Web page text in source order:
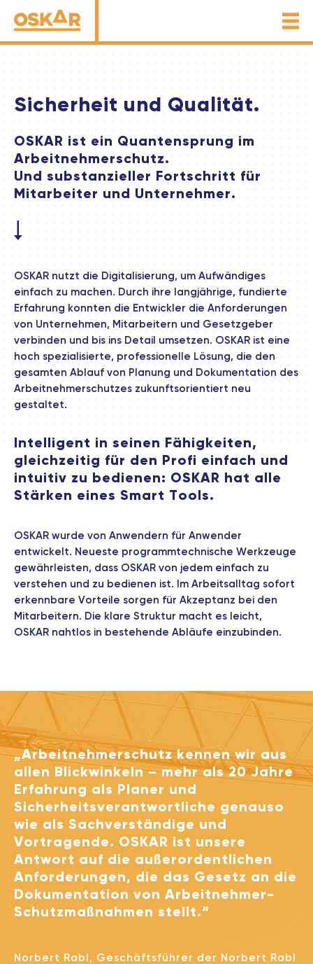
Sicherheit und Qualität.
OSKAR ist ein Quantensprung im
Arbeitnehmerschutz.
Und substanzieller Fortschritt für
Mitarbeiter und Unternehmer.
OSKAR nutzt die Digitalisierung, um Aufwändiges
einfach zu machen. Durch ihre langjährige, fundierte
Erfahrung konnten die Entwickler die Anforderungen
von Unternehmen, Mitarbeitern und Gesetzgeber
verbinden und bis ins Detail umsetzen. OSKAR ist eine
hoch spezialisierte, professionelle Lösung, die den
gesamten Ablauf von Planung und Dokumentation des
Arbeitnehmerschutzes zukunftsorientiert neu
gestaltet.
Intelligent in seinen Fähigkeiten,
gleichzeitig für den Profi einfach und
intuitiv zu bedienen: OSKAR hat alle
Stärken eines Smart Tools.
OSKAR wurde von Anwendern für Anwender
entwickelt. Neueste programmtechnische Werkzeuge
gewährleisten, dass OSKAR von jedem einfach zu
verstehen und zu bedienen ist. Im Arbeitsalltag sofort
erkennbare Vorteile sorgen für Akzeptanz bei den
Mitarbeitern. Die klare Struktur macht es leicht,
OSKAR nahtlos in bestehende Abläufe einzubinden.
„Arbeitnehmerschutz kennen wir aus
allen Blickwinkeln – mehr als 20 Jahre
Erfahrung als Planer und
Sicherheitsverantwortliche genauso
wie als Sachverständige und
Vortragende. OSKAR ist unsere
Antwort auf die außerordentlichen
Anforderungen, die das Gesetz an die
Dokumentation von Arbeitnehmer-
Schutzmaßnahmen stellt.“
Norbert Rabl, Geschäftsführer der Norbert Rabl